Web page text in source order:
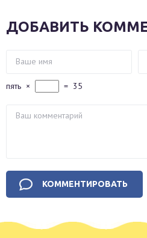
ДОБАВИТЬ
пять × = 35